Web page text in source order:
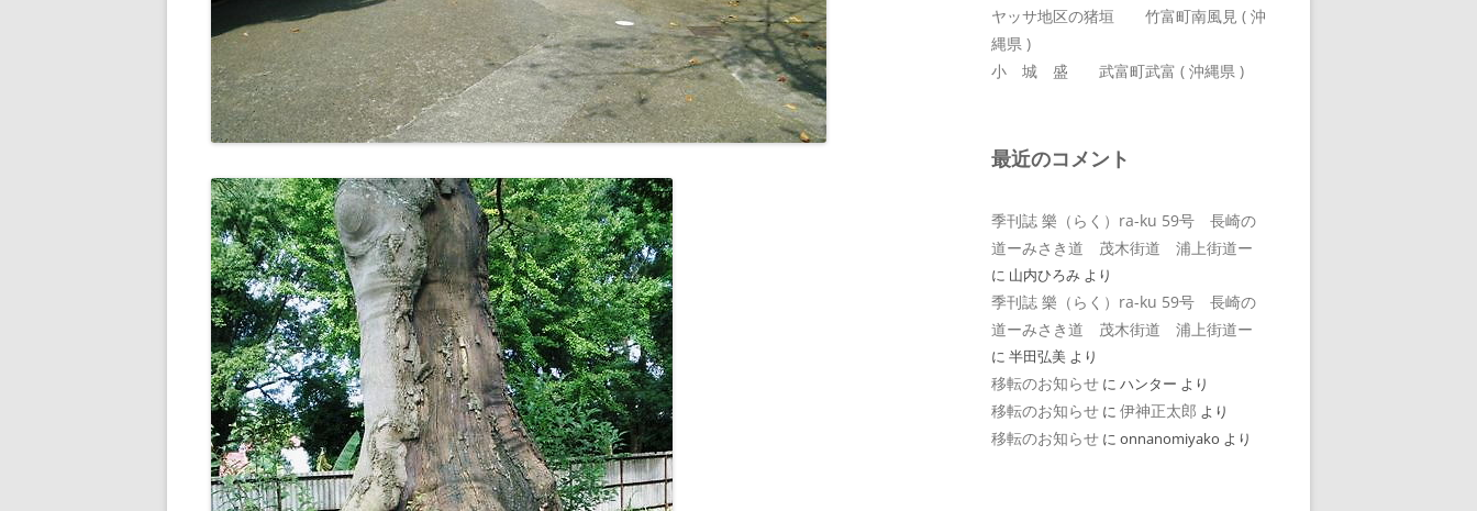
ヤッサ地区の猪垣 竹富町南風見 ( 沖
縄県 )
小 城 盛 武富町武富 ( 沖縄県 )
最近のコメント
季刊誌 樂（らく）ra-ku 59号 長崎の
道ーみさき道 茂木街道 浦上街道ー
に 山内ひろみ より
季刊誌 樂（らく）ra-ku 59号 長崎の
道ーみさき道 茂木街道 浦上街道ー
に 半田弘美 より
移転のお知らせ に ハンター より
移転のお知らせ に 伊神正太郎 より
移転のお知らせ に onnanomiyako より